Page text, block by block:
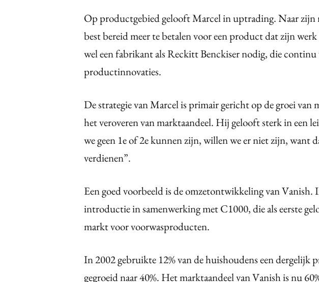
Op productgebied gelooft Marcel in uptrading. Naar zijn
best bereid meer te betalen voor een product dat zijn
wel een fabrikant als Reckitt Benckiser nodig, die continu
productinnovaties.
De strategie van Marcel is primair gericht op de groei van
het veroveren van marktaandeel. Hij gelooft sterk in een
we geen 1e of 2e kunnen zijn, willen we er niet zijn, want
verdienen”.
Een goed voorbeeld is de omzetontwikkeling van Vanish.
introductie in samenwerking met C1000, die als eerste
markt voor voorwasproducten.
In 2002 gebruikte 12% van de huishoudens een dergelijk
gegroeid naar 40%. Het marktaandeel van Vanish is nu